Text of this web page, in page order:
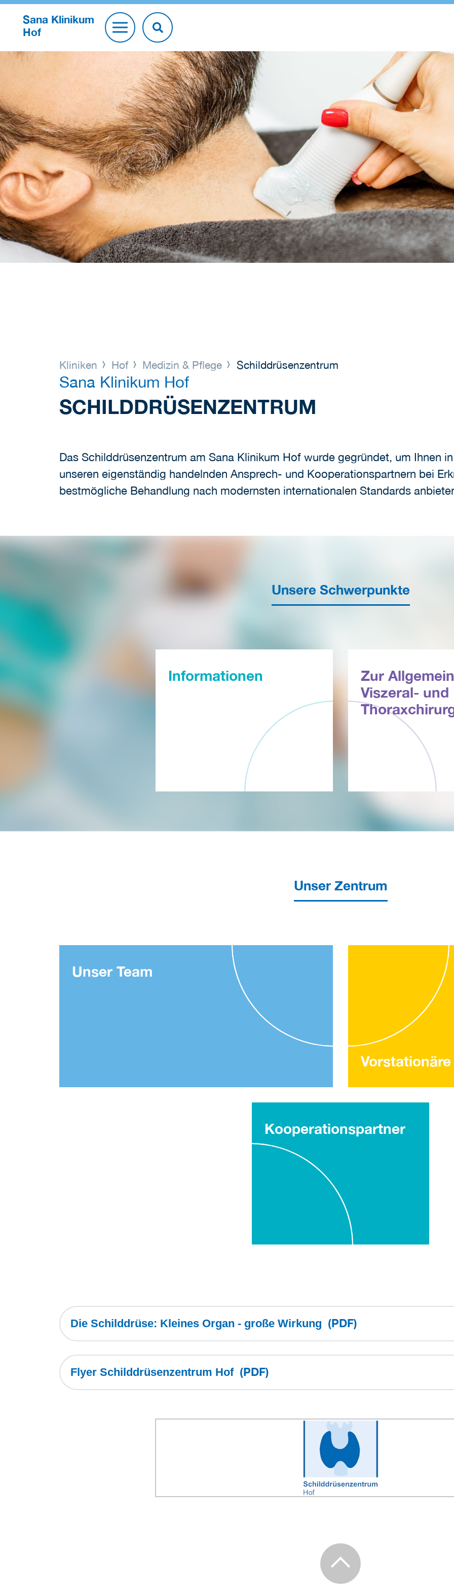
Sana Klinikum
Hof
Kliniken Hof Medizin & Pflege Schilddrüsenzentrum
Sana Klinikum Hof
SCHILDDRÜSENZENTRUM
Das Schilddrüsenzentrum am Sana Klinikum Hof wurde gegründet, um Ihnen
unseren eigenständig handelnden Ansprech- und Kooperationspartnern bei
bestmögliche Behandlung nach modernsten internationalen Standards
Unsere Schwerpunkte
Informationen
Zur
Viszeral- und
Unser Zentrum
Unser Team
Kooperationspartner
Die Schilddrüse: Kleines Organ - große Wirkung (PDF)
Flyer Schilddrüsenzentrum Hof (PDF)